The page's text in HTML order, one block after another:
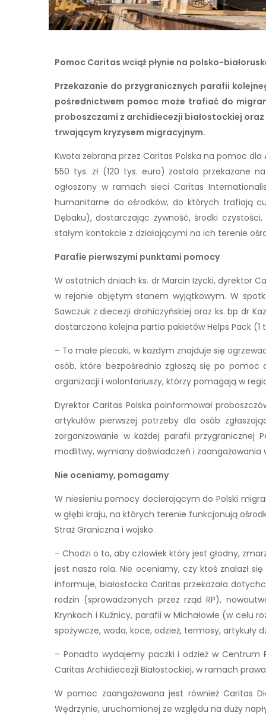
Pomoc Caritas wciąż płynie na polsko-
Przekazanie do przygranicznych parafii
pośrednictwem pomoc może trafiać do
proboszczami z archidiecezji białostockiej
trwającym kryzysem migracyjnym.
Kwota zebrana przez Caritas Polska na pomoc
550 tys. zł (120 tys. euro) zostało przekazane
ogłoszony w ramach sieci Caritas
humanitarne do ośrodków, do których trafiają
Dębaku), dostarczając żywność, środki
stałym kontakcie z działającymi na ich terenie
Parafie pierwszymi punktami pomocy
W ostatnich dniach ks. dr Marcin Iżycki, dyrektor
w rejonie objętym stanem wyjątkowym. W
Sawczuk z diecezji drohiczyńskiej oraz ks. bp dr
dostarczona kolejna partia pakietów Helps Pack
– To małe plecaki, w każdym znajduje się
osób, które bezpośrednio zgłoszą się po
organizacji i wolontariuszy, którzy pomagają w
Dyrektor Caritas Polska poinformował
artykułów pierwszej potrzeby dla osób
zorganizowanie w każdej parafii przygranicznej
modlitwy, wymiany doświadczeń i
Nie oceniamy, pomagamy
W niesieniu pomocy docierającym do Polski
w głębi kraju, na których terenie funkcjonują
Straż Graniczna i wojsko.
– Chodzi o to, aby człowiek który jest głodny,
jest nasza rola. Nie oceniamy, czy ktoś znalazł
informuje, białostocka Caritas przekazała
rodzin (sprowadzonych przez rząd RP),
Krynkach i Kuźnicy, parafii w Michałowie (w celu
spożywcze, woda, koce, odzież, termosy, artykuły
– Ponadto wydajemy paczki i odzież w Centrum
Caritas Archidiecezji Białostockiej, w ramach
W pomoc zaangażowana jest również Caritas
Wędrzynie, uruchomionej ze względu na duży